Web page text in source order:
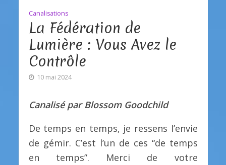
Canalisations
La Fédération de
Lumière : Vous Avez le
Contrôle
10 mai 2024
Canalisé par Blossom Goodchild
De temps en temps, je ressens l’envie
de gémir. C’est l’un de ces “de temps
en temps”. Merci de votre